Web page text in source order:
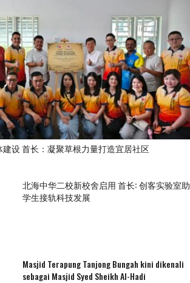
设 首长：凝聚草根力量打造宜居社区
北海中华二校新校舍启用 首长: 创客实验室助
学生接轨科技发展
Masjid Terapung Tanjong Bungah kini dikenali
sebagai Masjid Syed Sheikh Al-Hadi